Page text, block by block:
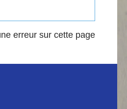
erreur sur cette page